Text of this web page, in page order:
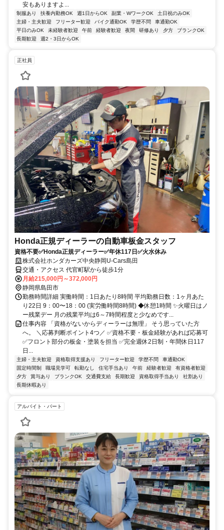
安もありますよ...
制服あり 扶養内勤務OK 週1日からOK 副業・WワークOK
土日祝のみOK
主婦・主夫歓迎
フリーター歓迎 バイク通勤OK 学歴不問
車通勤OK
平日のみOK
未経験者歓迎 午前 経験者歓迎 夜間 研修あり 夕方
ブランクOK
長期歓迎
週2・3日からOK
正社員
Honda正規ディーラーの自動車板金スタッフ
資格不要✅Honda正規ディーラー✅年休117日✅火水休み
株式会社ホンダカーズ中央静岡U-Cars島田
交通・アクセス 代官町駅から徒歩1分
月給215,000円～372,000円
静岡県島田市
勤務時間詳細 実働時間：1日あたり8時間 平均勤務日数：1ヶ月あた
り22日 9：00〜18：00 (実労働時間8時間) ◆休憩1時間 ✨火曜日はノ
ー残業デー 月の残業平均は6～7時間程度と少なめです...
仕事内容 「資格がないからディーラーは無理」 そう思っていた方
へ。 ＼応募判断ポイント4つ／ ✅資格不要・板金経験があれば応募可
✅フロント部分の板金・塗装を担当 ✅完全週休2日制・年間休日117
日...
主婦・主夫歓迎 資格取得支援あり フリーター歓迎 学歴不問
車通勤OK
固定時間制
職場見学可 転勤なし 住宅手当あり 午前 経験者歓迎
有資格者歓迎
夕方
賞与あり ブランクOK 交通費支給 長期歓迎 資格取得手当あり
社割あり
長期休暇あり
アルバイト・パート